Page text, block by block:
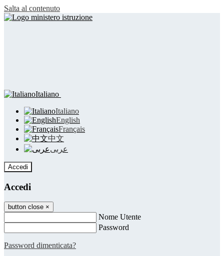
Salta al contenuto
Italiano
Italiano
English
Français
中文
عربى
Accedi
Accedi
button close ×
Nome Utente
Password
Password dimenticata?